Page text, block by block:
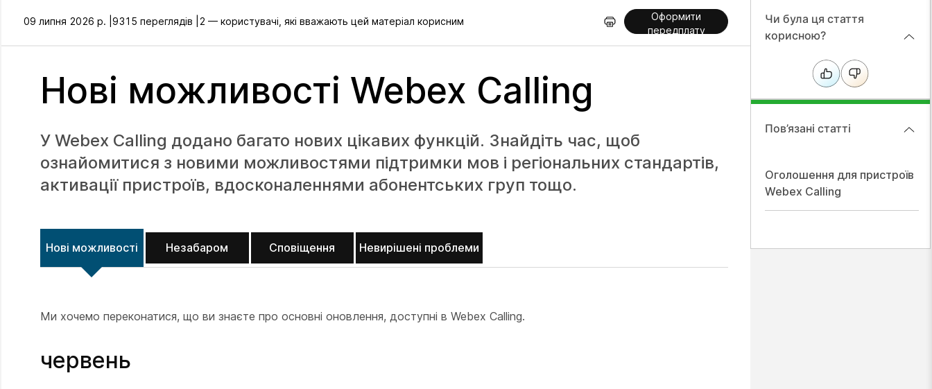
09 липня 2026 р. | 9315 переглядів | 2 — користувачі, які вважають цей матеріал корисним
Оформити
передплату
Нові можливості Webex Calling
У Webex Calling додано багато нових цікавих функцій. Знайдіть час, щоб
ознайомитися з новими можливостями підтримки мов і регіональних стандартів,
активації пристроїв, вдосконаленнями абонентських груп тощо.
Нові можливості Незабаром Сповіщення Невирішені проблеми
Ми хочемо переконатися, що ви знаєте про основні оновлення, доступні в Webex Calling.
червень
Чи була ця стаття
корисною?
Пов’язані статті
Оголошення для пристроїв
Webex Calling